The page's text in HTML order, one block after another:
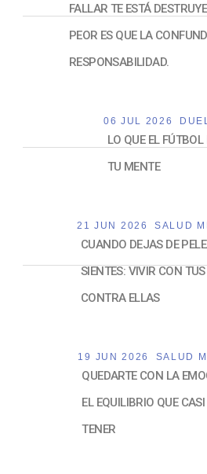
FALLAR TE ESTÁ
PEOR ES QUE LA
RESPONSABILIDAD.
06 JUL 2026
LO QUE EL
TU MENTE
21 JUN 2026 SALUD
CUANDO DEJAS DE
SIENTES: VIVIR CON
CONTRA ELLAS
19 JUN 2026 SALUD
QUEDARTE CON LA
EL EQUILIBRIO QUE
TENER